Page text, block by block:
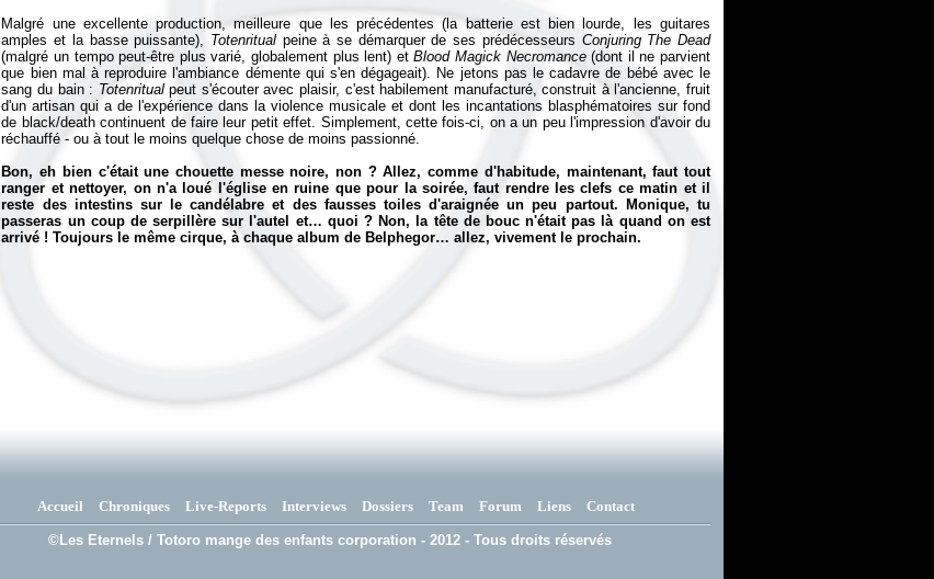
Malgré une excellente production, meilleure que les précédentes (la batterie est bien lourde, les guitares
amples et la basse puissante), Totenritualpeine à se démarquer de ses prédécesseurs Conjuring The Dead
(malgré un tempo peut-être plus varié, globalement plus lent) etBlood Magick Necromance(dont il ne parvient
que bien mal à reproduire l'ambiance démente qui s'en dégageait). Ne jetons pas le cadavre de bébé avec le
sang du bain : Totenritualpeut s'écouter avec plaisir, c'est habilement manufacturé, construit à l'ancienne, fruit
d'un artisan qui a de l'expérience dans la violence musicale et dont les incantations blasphématoires sur fond
de black/death continuent de faire leur petit effet. Simplement, cette fois-ci, on a un peu l'impression d'avoir du
réchauffé - ou à tout le moins quelque chose de moins passionné.
Bon, eh bien c'était une chouette messe noire, non ? Allez, comme d'habitude, maintenant, faut tout
ranger et nettoyer, on n'a loué l'église en ruine que pour la soirée, faut rendre les clefs ce matin et il
reste des intestins sur le candélabre et des fausses toiles d'araignée un peu partout. Monique, tu
passeras un coup de serpillère sur l'autel et… quoi ? Non, la tête de bouc n'était pas là quand on est
arrivé ! Toujours le même cirque, à chaque album de Belphegor… allez, vivement le prochain.
Accueil Chroniques Live-Reports Interviews Dossiers Team Forum Liens Contact
©Les Eternels / Totoro mange des enfants corporation - 2012 - Tous droits réservés